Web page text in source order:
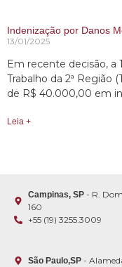
Indenização por Danos
13/01/2025
Em recente decisão, a
Trabalho da 2ª Região
de R$ 40.000,00 em
Leia +
Campinas, SP - R.
160
+55 (19) 3255.3009
São Paulo,SP -